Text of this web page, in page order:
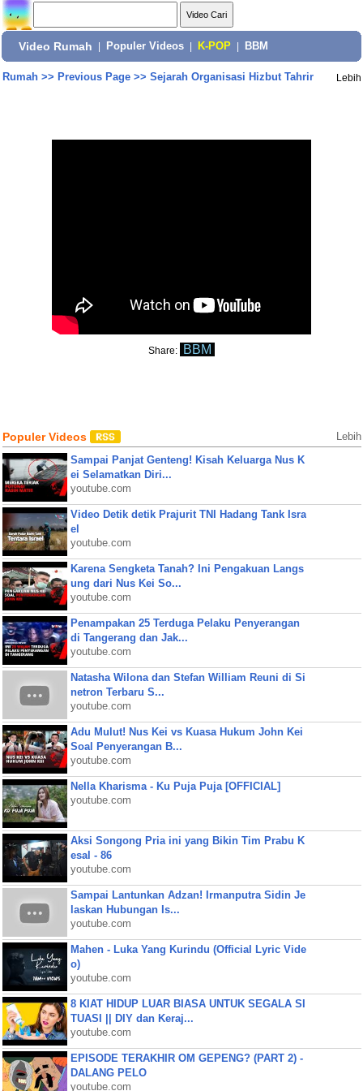
Video Rumah Populer Videos K-POP BBM
Rumah>> Previous Page>> Sejarah Organisasi Hizbut Tahrir Lebih
Share: BBM
Populer Videos Lebih
Sampai Panjat Genteng! Kisah Keluarga Nus K
ei Selamatkan Diri...
youtube.com
Video Detik detik Prajurit TNI Hadang Tank Isra
el
youtube.com
Karena Sengketa Tanah? Ini Pengakuan Langs
ung dari Nus Kei So...
youtube.com
Penampakan 25 Terduga Pelaku Penyerangan
di Tangerang dan Jak...
youtube.com
Natasha Wilona dan Stefan William Reuni di Si
netron Terbaru S...
youtube.com
Adu Mulut! Nus Kei vs Kuasa Hukum John Kei
Soal Penyerangan B...
youtube.com
Nella Kharisma - Ku Puja Puja [OFFICIAL]
youtube.com
Aksi Songong Pria ini yang Bikin Tim Prabu K
esal - 86
youtube.com
Sampai Lantunkan Adzan! Irmanputra Sidin Je
laskan Hubungan Is...
youtube.com
Mahen - Luka Yang Kurindu (Official Lyric Vide
o)
youtube.com
8 KIAT HIDUP LUAR BIASA UNTUK SEGALA SI
TUASI || DIY dan Keraj...
youtube.com
EPISODE TERAKHIR OM GEPENG? (PART 2) -
DALANG PELO
youtube.com